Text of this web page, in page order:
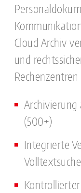
Cloud Archiv
und
(500+)
Integrierte
Volltextsuche